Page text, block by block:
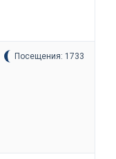
Посещения: 1733